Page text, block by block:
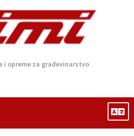
i opreme za građevinarstvo